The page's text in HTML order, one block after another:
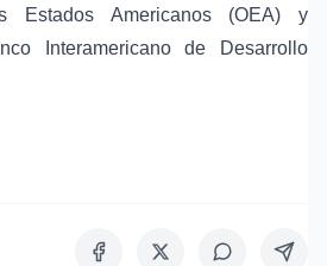
Estados Americanos (OEA) y
Interamericano de Desarrollo